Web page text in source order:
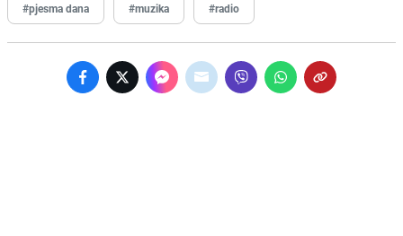
#pjesma dana #muzika #radio